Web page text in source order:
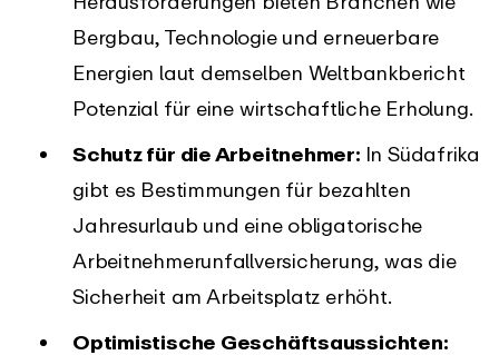
Bergbau, Technologie und erneuerbare
Energien laut demselben Weltbankbericht
Potenzial für eine wirtschaftliche Erholung.
Schutz für die Arbeitnehmer: In Südafrika
gibt es Bestimmungen für bezahlten
Jahresurlaub und eine obligatorische
Arbeitnehmerunfallversicherung, was die
Sicherheit am Arbeitsplatz erhöht.
Optimistische Geschäftsaussichten: